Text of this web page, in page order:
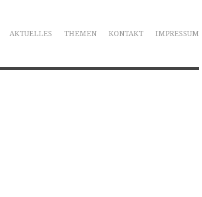
AKTUELLES THEMEN KONTAKT IMPRESSUM